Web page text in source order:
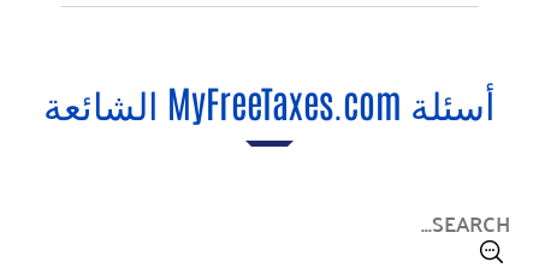
أسئلة MyFreeTaxes.com الشائعة